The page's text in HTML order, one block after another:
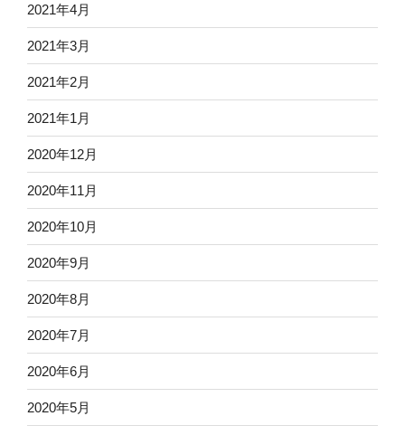
2021年4月
2021年3月
2021年2月
2021年1月
2020年12月
2020年11月
2020年10月
2020年9月
2020年8月
2020年7月
2020年6月
2020年5月